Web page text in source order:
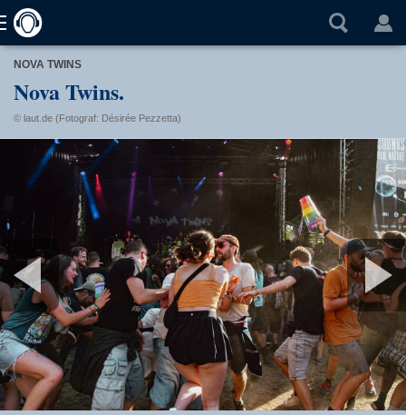
NOVA TWINS
Nova Twins.
© laut.de (Fotograf: Désirée Pezzetta)